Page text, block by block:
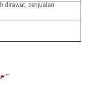
dirawat, penjualan